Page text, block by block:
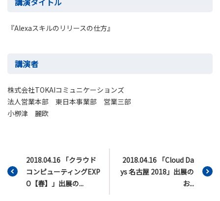
『Alexaスキルのリリースの仕方』
講演者
株式会社TOKAIコミュニケーションズ
法人営業本部 東日本事業部 営業三部
小栁津 麗欧
2018.04.16 「クラウド
コンピューティングEXP
O【春】」出展の...
2018.04.16 「Cloud Da
ys 名古屋 2018」出展の
お...